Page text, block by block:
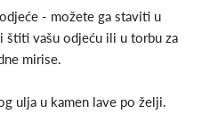
- možete ga staviti u
štiti vašu odjeću ili u torbu za
mirise.
ulja u kamen lave po želji.